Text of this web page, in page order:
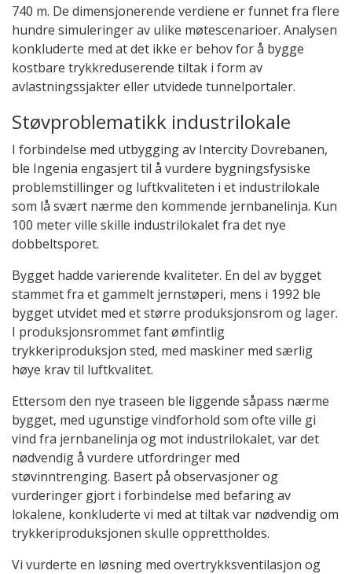
740 m. De dimensjonerende verdiene er funnet fra flere
hundre simuleringer av ulike møtescenarioer. Analysen
konkluderte med at det ikke er behov for å bygge
kostbare trykkreduserende tiltak i form av
avlastningssjakter eller utvidede tunnelportaler.
Støvproblematikk industrilokale
I forbindelse med utbygging av Intercity Dovrebanen,
ble Ingenia engasjert til å vurdere bygningsfysiske
problemstillinger og luftkvaliteten i et industrilokale
som lå svært nærme den kommende jernbanelinja. Kun
100 meter ville skille industrilokalet fra det nye
dobbeltsporet.
Bygget hadde varierende kvaliteter. En del av bygget
stammet fra et gammelt jernstøperi, mens i 1992 ble
bygget utvidet med et større produksjonsrom og lager.
I produksjonsrommet fant ømfintlig
trykkeriproduksjon sted, med maskiner med særlig
høye krav til luftkvalitet.
Ettersom den nye traseen ble liggende såpass nærme
bygget, med ugunstige vindforhold som ofte ville gi
vind fra jernbanelinja og mot industrilokalet, var det
nødvendig å vurdere utfordringer med
støvinntrenging. Basert på observasjoner og
vurderinger gjort i forbindelse med befaring av
lokalene, konkluderte vi med at tiltak var nødvendig om
trykkeriproduksjonen skulle opprettholdes.
Vi vurderte en løsning med overtrykksventilasjon og